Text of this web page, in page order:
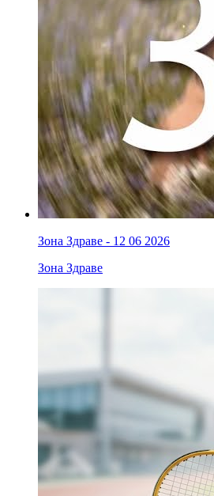
Зона Здраве - 12 06 2026
Зона Здраве